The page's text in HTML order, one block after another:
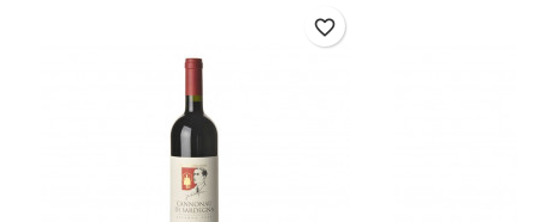
favorite_border